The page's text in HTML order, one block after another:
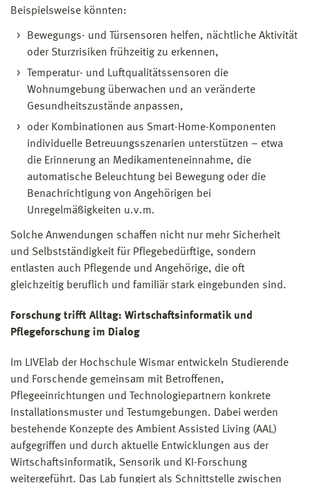
Beispielsweise könnten:
Bewegungs- und Türsensoren helfen, nächtliche Aktivität
oder Sturzrisiken frühzeitig zu erkennen,
Temperatur- und Luftqualitätssensoren die
Wohnumgebung überwachen und an veränderte
Gesundheitszustände anpassen,
oder Kombinationen aus Smart-Home-Komponenten
individuelle Betreuungsszenarien unterstützen – etwa
die Erinnerung an Medikamenteneinnahme, die
automatische Beleuchtung bei Bewegung oder die
Benachrichtigung von Angehörigen bei
Unregelmäßigkeiten u.v.m.
Solche Anwendungen schaffen nicht nur mehr Sicherheit
und Selbstständigkeit für Pflegebedürftige, sondern
entlasten auch Pflegende und Angehörige, die oft
gleichzeitig beruflich und familiär stark eingebunden sind.
Forschung trifft Alltag: Wirtschaftsinformatik und
Pflegeforschung im Dialog
Im LIVElab der Hochschule Wismar entwickeln Studierende
und Forschende gemeinsam mit Betroffenen,
Pflegeeinrichtungen und Technologiepartnern konkrete
Installationsmuster und Testumgebungen. Dabei werden
bestehende Konzepte des Ambient Assisted Living (AAL)
aufgegriffen und durch aktuelle Entwicklungen aus der
Wirtschaftsinformatik, Sensorik und KI-Forschung
weitergeführt. Das Lab fungiert als Schnittstelle zwischen